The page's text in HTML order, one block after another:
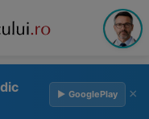
▶ GooglePlay ×